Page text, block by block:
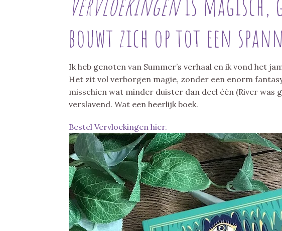
bouwt zich op tot een
Ik heb genoten van Summer’s verhaal en ik vond het
Het zit vol verborgen magie, zonder een enorm
misschien wat minder duister dan deel één (River was
verslavend. Wat een heerlijk boek.
Bestel Vervloekingen hier.